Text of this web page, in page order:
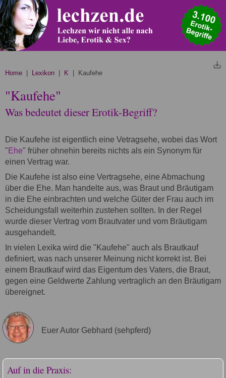
Home Lexikon K | Kaufehe
"Kaufehe"
Was bedeutet dieser Erotik-Begriff?
Die Kaufehe ist eigentlich eine Vetragsehe, wobei das Wort
" Ehe" früher ohnehin bereits nichts als ein Synonym für
einen Vertrag war.
Die Kaufehe ist also eine Vertragsehe, eine Abmachung
über die Ehe. Man handelte aus, was Braut und Bräutigam
in die Ehe einbrachten und welche Güter der Frau auch im
Scheidungsfall weiterhin zustehen sollten. In der Regel
wurde dieser Vertrag vom Brautvater und vom Bräutigam
ausgehandelt.
In vielen Lexika wird die "Kaufehe" auch als Brautkauf
definiert, was nach unserer Meinung nicht korrekt ist. Bei
einem Brautkauf wird das Eigentum des Vaters, die Braut,
gegen eine Geldwerte Zahlung vertraglich an den Bräutigam
übereignet.
Euer Autor Gebhard (sehpferd)
Auf in die Praxis: